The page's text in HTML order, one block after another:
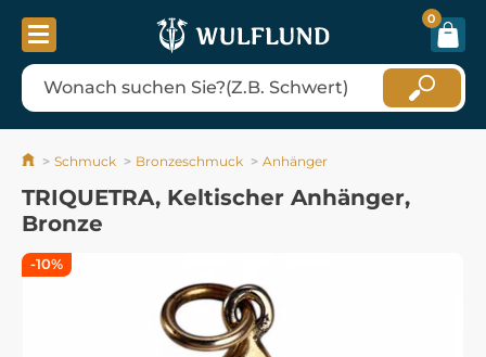
0
Schmuck Bronzeschmuck Anhänger
TRIQUETRA, Keltischer Anhänger,
Bronze
-10%